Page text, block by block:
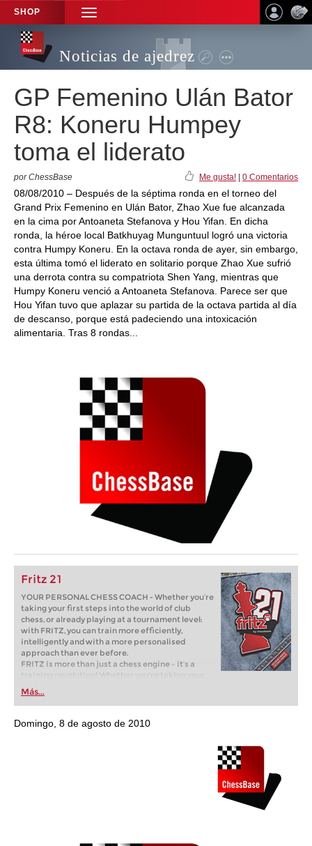
SHOP
TOGGLE
NAVIGATION
Noticias de ajedrez
GP Femenino Ulán Bator
R8: Koneru Humpey
toma el liderato
por ChessBase Me gusta! 0 Comentarios
08/08/2010 – Después de la séptima ronda en el torneo del
Grand Prix Femenino en Ulán Bator, Zhao Xue fue alcanzada
en la cima por Antoaneta Stefanova y Hou Yifan. En dicha
ronda, la héroe local Batkhuyag Munguntuul logró una victoria
contra Humpy Koneru. En la octava ronda de ayer, sin embargo,
esta última tomó el liderato en solitario porque Zhao Xue sufrió
una derrota contra su compatriota Shen Yang, mientras que
Humpy Koneru venció a Antoaneta Stefanova. Parece ser que
Hou Yifan tuvo que aplazar su partida de la octava partida al día
de descanso, porque está padeciendo una intoxicación
alimentaria. Tras 8 rondas...
Fritz 21
YOUR PERSONAL CHESS COACH - Whether you’re
taking your first steps into the world of club
chess, or already playing at a tournament level:
with FRITZ, you can train more efficiently,
intelligently and with a more personalised
approach than ever before.
FRITZ is more than just a chess engine – it’s a
training revolution! Whether you’re taking your
first steps into the world of club chess, or already
playing at a tournament level: with FRITZ, you can
train more efficiently, intelligently and with a
more personalised approach than ever before.
Más...
Domingo, 8 de agosto de 2010